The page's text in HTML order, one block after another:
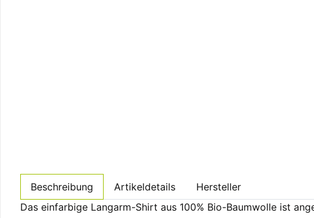
Beschreibung Artikeldetails
Hersteller
Das einfarbige Langarm-Shirt aus 100% Bio-Baumwolle ist